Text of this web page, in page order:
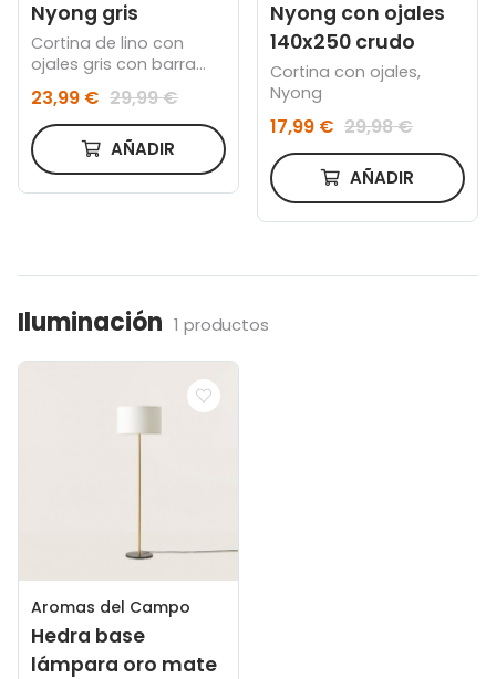
Nyong gris
Cortina de lino con
ojales gris con barra
23,99 € 29,99 €
AÑADIR
Nyong con ojales
140x250 crudo
Cortina con ojales,
Nyong
17,99 € 29,98 €
AÑADIR
Iluminación 1 productos
Aromas del Campo
Hedra base
lámpara oro mate